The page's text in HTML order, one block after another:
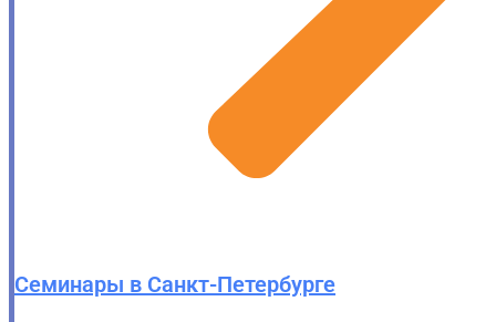
Семинары в Санкт-Петербурге